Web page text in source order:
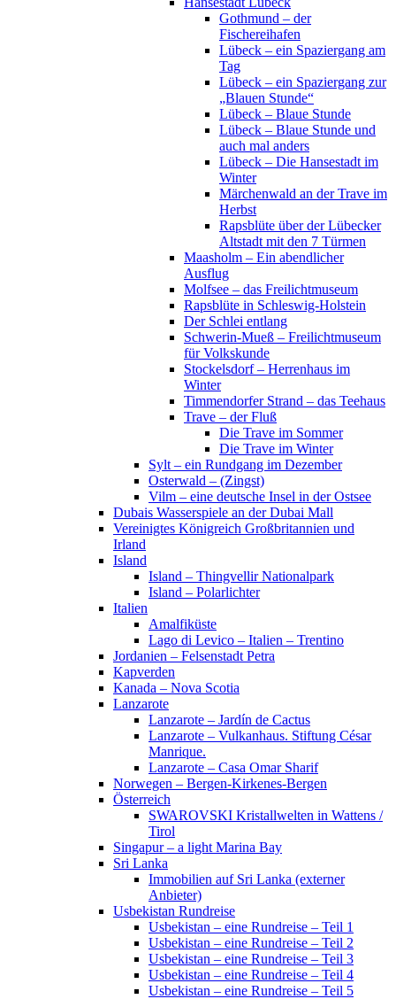
Gothmund – der
Fischereihafen
Lübeck – ein Spaziergang am
Tag
Lübeck – ein Spaziergang zur
„Blauen Stunde“
Lübeck – Blaue Stunde
Lübeck – Blaue Stunde und
auch mal anders
Lübeck – Die Hansestadt im
Winter
Märchenwald an der Trave im
Herbst
Rapsblüte über der Lübecker
Altstadt mit den 7 Türmen
Maasholm – Ein abendlicher
Ausflug
Molfsee – das Freilichtmuseum
Rapsblüte in Schleswig-Holstein
Der Schlei entlang
Schwerin-Mueß – Freilichtmuseum
für Volkskunde
Stockelsdorf – Herrenhaus im
Winter
Timmendorfer Strand – das Teehaus
Trave – der Fluß
Die Trave im Sommer
Die Trave im Winter
Sylt – ein Rundgang im Dezember
Osterwald – (Zingst)
Vilm – eine deutsche Insel in der Ostsee
Dubais Wasserspiele an der Dubai Mall
Vereinigtes Königreich Großbritannien und
Irland
Island
Island – Thingvellir Nationalpark
Island – Polarlichter
Italien
Amalfiküste
Lago di Levico – Italien – Trentino
Jordanien – Felsenstadt Petra
Kapverden
Kanada – Nova Scotia
Lanzarote
Lanzarote – Jardín de Cactus
Lanzarote – Vulkanhaus. Stiftung César
Manrique.
Lanzarote – Casa Omar Sharif
Norwegen – Bergen-Kirkenes-Bergen
Österreich
SWAROVSKI Kristallwelten in Wattens /
Tirol
Singapur – a light Marina Bay
Sri Lanka
Immobilien auf Sri Lanka (externer
Anbieter)
Usbekistan Rundreise
Usbekistan – eine Rundreise – Teil 1
Usbekistan – eine Rundreise – Teil 2
Usbekistan – eine Rundreise – Teil 3
Usbekistan – eine Rundreise – Teil 4
Usbekistan – eine Rundreise – Teil 5